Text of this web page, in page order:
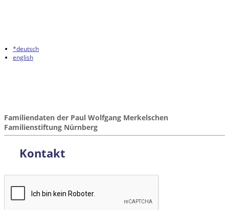
*deutsch
english
Familiendaten der Paul Wolfgang Merkelschen
Familienstiftung Nürnberg
Kontakt